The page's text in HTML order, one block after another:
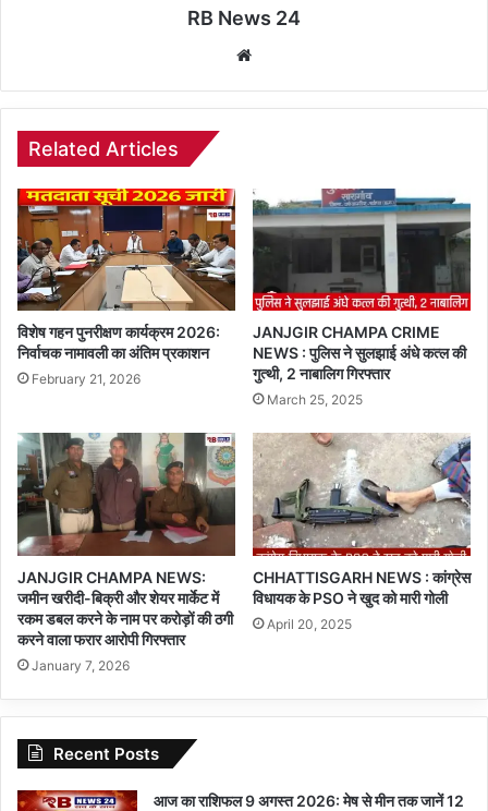
RB News 24
Related Articles
विशेष गहन पुनरीक्षण कार्यक्रम 2026:
निर्वाचक नामावली का अंतिम प्रकाशन
February 21, 2026
JANJGIR CHAMPA CRIME
NEWS : पुलिस ने सुलझाई अंधे कत्ल की
गुत्थी, 2 नाबालिग गिरफ्तार
March 25, 2025
JANJGIR CHAMPA NEWS:
जमीन खरीदी-बिक्री और शेयर मार्केट में
रकम डबल करने के नाम पर करोड़ों की ठगी
करने वाला फरार आरोपी गिरफ्तार
January 7, 2026
CHHATTISGARH NEWS : कांग्रेस
विधायक के PSO ने खुद को मारी गोली
April 20, 2025
Recent Posts
आज का राशिफल 9 अगस्त 2026: मेष से मीन तक जानें 12